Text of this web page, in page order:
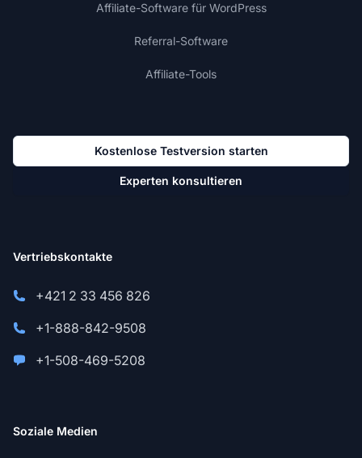
Affiliate-Software für WordPress
Referral-Software
Affiliate-Tools
Kostenlose Testversion starten
Experten konsultieren
Vertriebskontakte
+421 2 33 456 826
+1-888-842-9508
+1-508-469-5208
Soziale Medien